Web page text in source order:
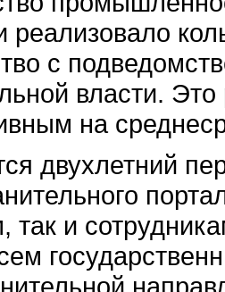
реализовало
с
власти.
на
двухлетний
так и